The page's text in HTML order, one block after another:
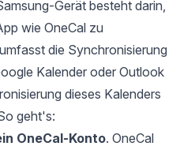
Gerät besteht darin,
wie OneCal zu
die Synchronisierung
Kalender oder Outlook
dieses Kalenders
geht's:
OneCal-Konto. OneCal